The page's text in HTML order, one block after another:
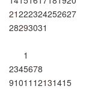
21222324252627
28293031
1
2345678
91011 12131415